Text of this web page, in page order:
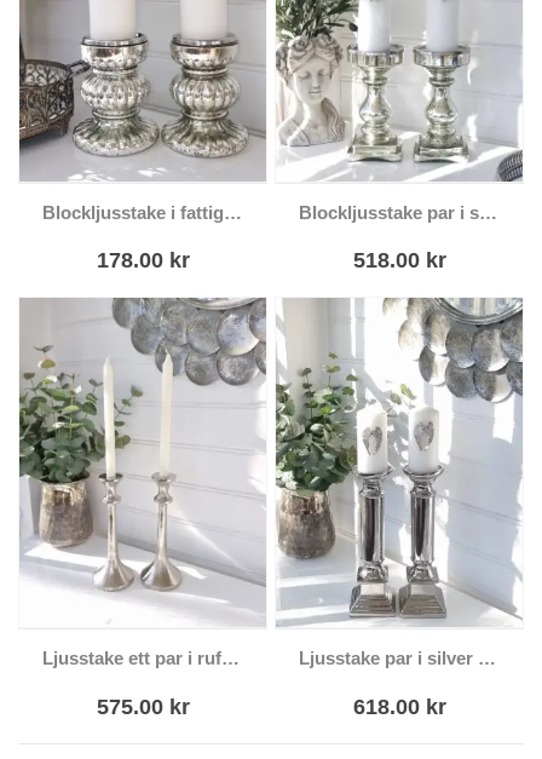
Blockljusstake i fattigmanssilver shabby chic
178.00 kr
Blockljusstake par i silver lantlig stil
518.00 kr
Ljusstake ett par i ruff silver
575.00 kr
Ljusstake par i silver blockljus kronljus
618.00 kr